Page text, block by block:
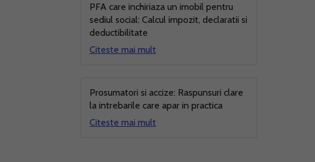
PFA care inchiriaza un imobil pentru
sediul social: Calcul impozit, declaratii si
deductibilitate
Citeste mai mult
Prosumatori si accize: Raspunsuri clare
la intrebarile care apar in practica
Citeste mai mult